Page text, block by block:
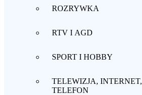
ROZRYWKA
RTV I AGD
SPORT I HOBBY
TELEWIZJA, INTERNET,
TELEFON